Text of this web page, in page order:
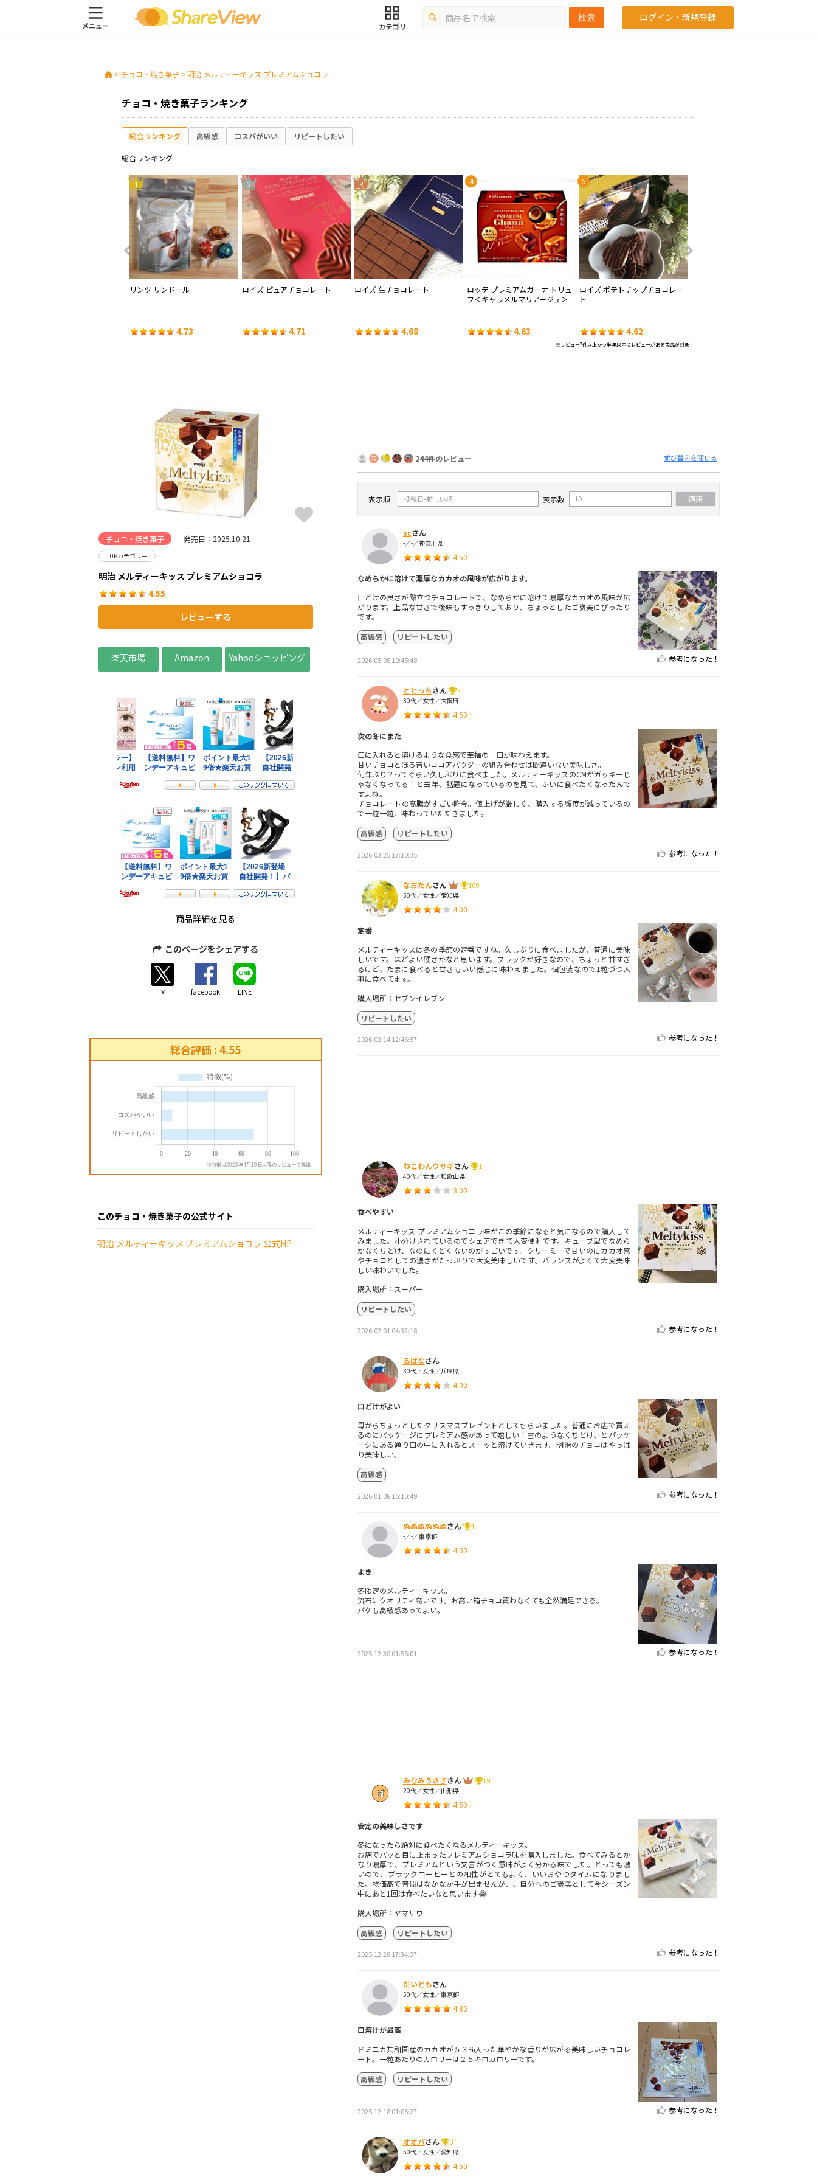
検索 ログイン・新規登録
> チョコ・焼き菓子 >明治 メルティーキッス プレミアムショコラ
チョコ・焼き菓子ランキング
総合ランキング 高級感 コスパがいい リピートしたい
総合ランキング
1
リンツ リンドール
4.73
2
ロイズ ピュアチョコレート
4.71
3
ロイズ 生チョコレート
4.68
4
ロッテ プレミアムガーナ トリュ
フ＜キャラメルマリアージュ＞
4.63
5
ロイズ ポテトチップチョコレー
ト
4.62
※レビュー7件以上かつ半年以内にレビューがある商品が対象
チョコ・焼き菓子 発売日：2025.10.21
10Pカテゴリー
明治 メルティーキッス プレミアムショコラ
4.55
レビューする
楽天市場 Amazon Yahooショッピング
商品詳細を見る
244件のレビュー 並び替えを閉じる
表示順 表示数
scさん
-／-／神奈川県
4.50
なめらかに溶けて濃厚なカカオの風味が広がります。
口どけの良さが際立つチョコレートで、なめらかに溶けて濃厚なカカオの風味が広
がります。上品な甘さで後味もすっきりしており、ちょっとしたご褒美にぴったり
です。
高級感
リピートしたい
2026.05.05 10:45:48 参考になった！
ととっちさん
5
30代／女性／大阪府
4.50
次の冬にまた
口に入れると溶けるような食感で至福の一口が味わえます。
甘いチョコとほろ苦いココアパウダーの組み合わせは間違いない美味しさ。
何年ぶり？ってぐらい久しぶりに食べました。メルティーキッスのCMがガッキーじ
ゃなくなってる！と去年、話題になっているのを見て、ふいに食べたくなったんで
すよね。
チョコレートの高騰がすごい昨今。値上げが厳しく、購入する頻度が減っているの
で一粒一粒、味わっていただきました。
高級感
リピートしたい
2026.03.25 17:10:35 参考になった！
なおたんさん
109
50代／女性／愛知県
4.00
定番
メルティーキッスは冬の季節の定番ですね。久しぶりに食べましたが、普通に美味
しいです。ほどよい硬さかなと思います。ブラックが好きなので、ちょっと甘すぎ
るけど、たまに食べると甘さもいい感じに味わえました。個包装なので1粒づつ大
事に食べてます。
購入場所：セブンイレブン
リピートしたい
2026.02.14 12:46:57 参考になった！
ねこわんウサギさん
1
40代／女性／和歌山県
3.00
食べやすい
メルティーキッス プレミアムショコラ味がこの季節になると気になるので購入して
みました。小分けされているのでシェアできて大変便利です。キューブ型でなめら
かなくちどけ、なのにくどくないのがすごいです。クリーミーで甘いのにカカオ感
やチョコとしての濃さがたっぷりで大変美味しいです。バランスがよくて大変美味
しい味わいでした。
購入場所：スーパー
リピートしたい
2026.02.01 04:32:18 参考になった！
るぱなさん
30代／女性／兵庫県
4.00
口どけがよい
母からちょっとしたクリスマスプレゼントとしてもらいました。普通にお店で買え
るのにパッケージにプレミアム感があって嬉しい！雪のようなくちどけ、とパッケ
ージにある通り口の中に入れるとスーッと溶けていきます。明治のチョコはやっぱ
り美味しい。
高級感
2026.01.08 16:10:49 参考になった！
ぬぬぬぬぬぬさん
1
-／-／東京都
4.50
よき
冬限定のメルティーキッス。
流石にクオリティ高いです。お高い箱チョコ買わなくても全然満足できる。
パケも高級感あってよい。
2025.12.30 01:56:01 参考になった！
みなみうさぎさん
19
20代／女性／山形県
4.50
安定の美味しさです
冬になったら絶対に食べたくなるメルティーキッス。
お店でパッと目に止まったプレミアムショコラ味を購入しました。食べてみるとか
なり濃厚で、プレミアムという文言がつく意味がよく分かる味でした。とっても濃
いので、ブラックコーヒーとの相性がとてもよく、いいおやつタイムになりまし
た。物価高で普段はなかなか手が出ませんが、、自分へのご褒美として今シーズン
中にあと1回は食べたいなと思います😂
購入場所：ヤマザワ
高級感
リピートしたい
2025.12.28 17:34:37 参考になった！
だいともさん
50代／女性／東京都
4.80
口溶けが最高
ドミニカ共和国産のカカオが５３%入った華やかな香りが広がる美味しいチョコレ
ート。一粒あたりのカロリーは２５キロカロリーです。
高級感
リピートしたい
2025.12.18 01:06:27 参考になった！
オオパさん
3
50代／女性／愛知県
4.50
このページをシェアする
X facebook LINE
総合評価 : 4.55
※特徴は2023年4月19日以降のレビューで算出
このチョコ・焼き菓子の公式サイト
明治 メルティーキッス プレミアムショコラ 公式HP